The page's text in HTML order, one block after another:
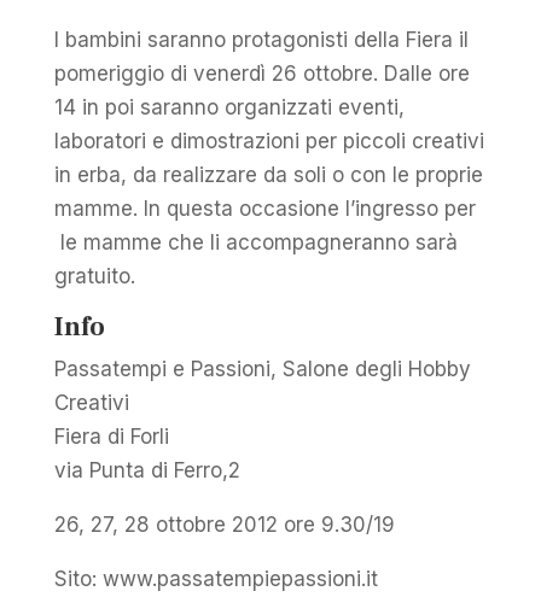
I bambini saranno protagonisti della Fiera il
pomeriggio di venerdì 26 ottobre. Dalle ore
14 in poi saranno organizzati eventi,
laboratori e dimostrazioni per piccoli creativi
in erba, da realizzare da soli o con le proprie
mamme. In questa occasione l’ingresso per
le mamme che li accompagneranno sarà
gratuito.
Info
Passatempi e Passioni, Salone degli Hobby
Creativi
Fiera di Forli
via Punta di Ferro,2
26, 27, 28 ottobre 2012 ore 9.30/19
Sito: www.passatempiepassioni.it